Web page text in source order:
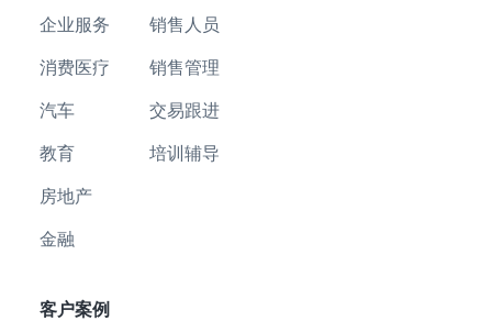
企业服务
消费医疗
汽车
教育
房地产
金融
销售人员
销售管理
交易跟进
培训辅导
客户案例